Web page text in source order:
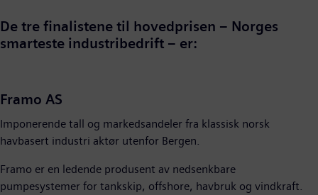
De tre finalistene til hovedprisen – Norges
smarteste industribedrift – er:
Framo AS
Imponerende tall og markedsandeler fra klassisk norsk
havbasert industri aktør utenfor Bergen.
Framo er en ledende produsent av nedsenkbare
pumpesystemer for tankskip, offshore, havbruk og vindkraft.